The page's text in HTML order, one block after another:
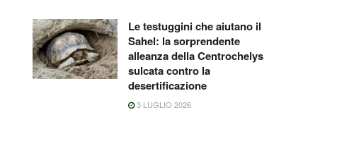
Le testuggini che aiutano il
Sahel: la sorprendente
alleanza della Centrochelys
sulcata contro la
desertificazione
3 LUGLIO 2026